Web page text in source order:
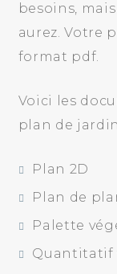
besoins,
aurez. Votre
format pdf.
Voici les
plan de
Plan 2D
Plan de
Palette
Quantitatif